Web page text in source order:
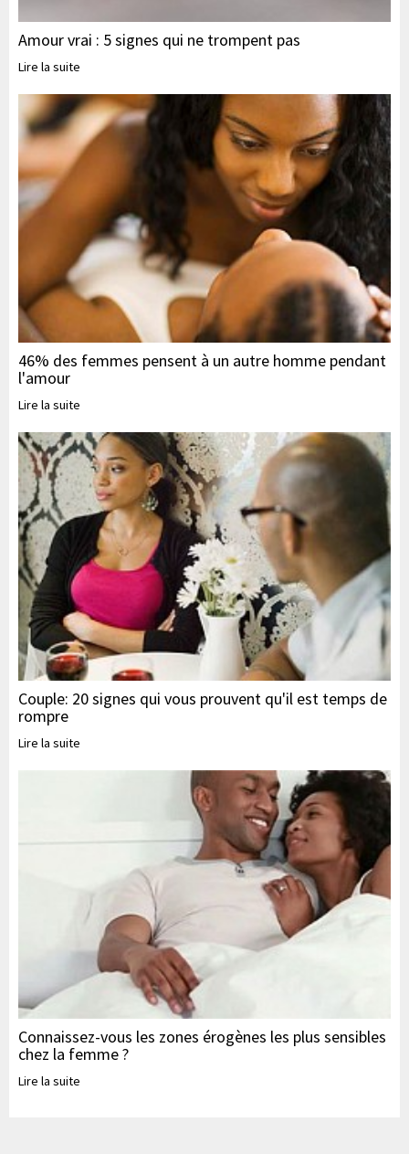
Amour vrai : 5 signes qui ne trompent pas
Lire la suite
46% des femmes pensent à un autre homme pendant
l'amour
Lire la suite
Couple: 20 signes qui vous prouvent qu'il est temps de
rompre
Lire la suite
Connaissez-vous les zones érogènes les plus sensibles
chez la femme ?
Lire la suite